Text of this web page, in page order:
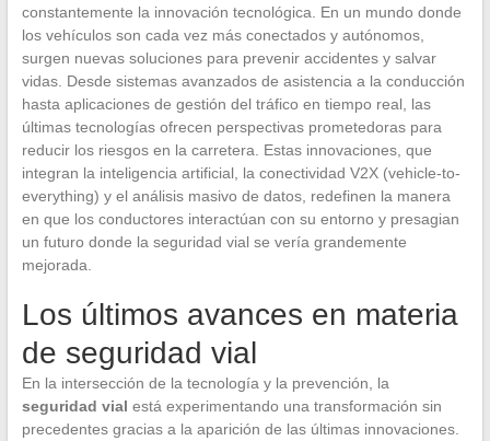
constantemente la innovación tecnológica. En un mundo donde
los vehículos son cada vez más conectados y autónomos,
surgen nuevas soluciones para prevenir accidentes y salvar
vidas. Desde sistemas avanzados de asistencia a la conducción
hasta aplicaciones de gestión del tráfico en tiempo real, las
últimas tecnologías ofrecen perspectivas prometedoras para
reducir los riesgos en la carretera. Estas innovaciones, que
integran la inteligencia artificial, la conectividad V2X (vehicle-to-
everything) y el análisis masivo de datos, redefinen la manera
en que los conductores interactúan con su entorno y presagian
un futuro donde la seguridad vial se vería grandemente
mejorada.
Los últimos avances en materia
de seguridad vial
En la intersección de la tecnología y la prevención, la
seguridad vial está experimentando una transformación sin
precedentes gracias a la aparición de las últimas innovaciones.